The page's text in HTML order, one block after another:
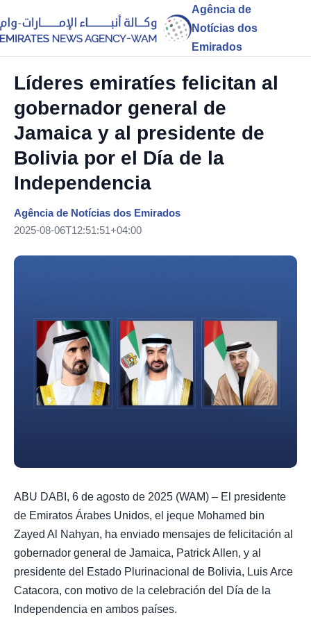
Agência de
Notícias dos
Emirados
Líderes emiratíes felicitan al
gobernador general de
Jamaica y al presidente de
Bolivia por el Día de la
Independencia
Agência de Notícias dos Emirados
2025-08-06T12:51:51+04:00
ABU DABI, 6 de agosto de 2025 (WAM) – El presidente
de Emiratos Árabes Unidos, el jeque Mohamed bin
Zayed Al Nahyan, ha enviado mensajes de felicitación al
gobernador general de Jamaica, Patrick Allen, y al
presidente del Estado Plurinacional de Bolivia, Luis Arce
Catacora, con motivo de la celebración del Día de la
Independencia en ambos países.